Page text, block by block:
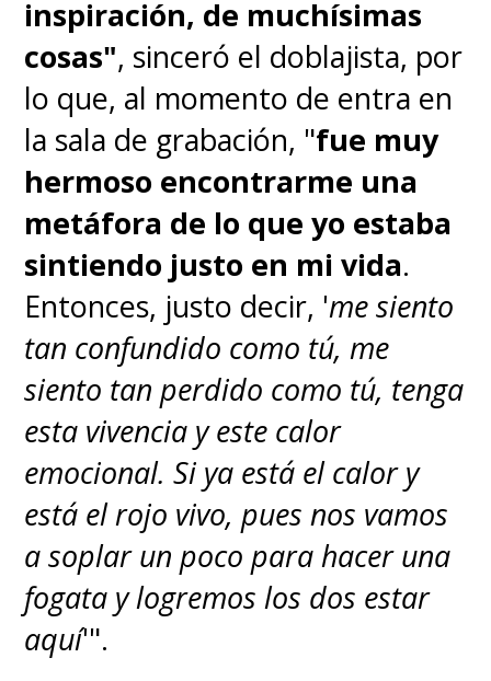
inspiración, de muchísimas
cosas", sinceró el doblajista, por
lo que, al momento de entra en
la sala de grabación, "fue muy
hermoso encontrarme una
metáfora de lo que yo estaba
sintiendo justo en mi vida.
Entonces, justo decir, 'me siento
tan confundido como tú, me
siento tan perdido como tú, tenga
esta vivencia y este calor
emocional. Si ya está el calor y
está el rojo vivo, pues nos vamos
a soplar un poco para hacer una
fogata y logremos los dos estar
aquí'".